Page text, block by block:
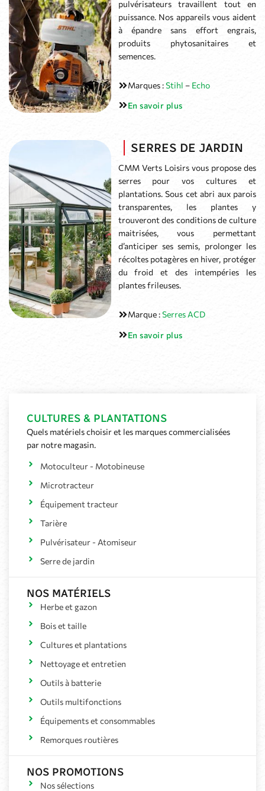
pulvérisateurs travaillent tout en
puissance. Nos appareils vous aident
à épandre sans effort engrais,
produits phytosanitaires et
semences.
Marques :Stihl – Echo
En savoir plus
SERRES DE JARDIN
CMM Verts Loisirs vous propose des
serres pour vos cultures et
plantations. Sous cet abri aux parois
transparentes, les plantes y
trouveront des conditions de culture
maitrisées, vous permettant
d’anticiper ses semis, prolonger les
récoltes potagères en hiver, protéger
du froid et des intempéries les
plantes frileuses.
Marque :Serres ACD
En savoir plus
CULTURES & PLANTATIONS
Quels matériels choisir et les marques commercialisées
par notre magasin.
Motoculteur - Motobineuse
Microtracteur
Équipement tracteur
Tarière
Pulvérisateur - Atomiseur
Serre de jardin
NOS MATÉRIELS
Herbe et gazon
Bois et taille
Cultures et plantations
Nettoyage et entretien
Outils à batterie
Outils multifonctions
Équipements et consommables
Remorques routières
NOS PROMOTIONS
Nos sélections